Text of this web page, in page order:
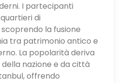
I partecipanti
di
la fusione
tra patrimonio antico e
La popolarità deriva
nazione e da città
offrendo